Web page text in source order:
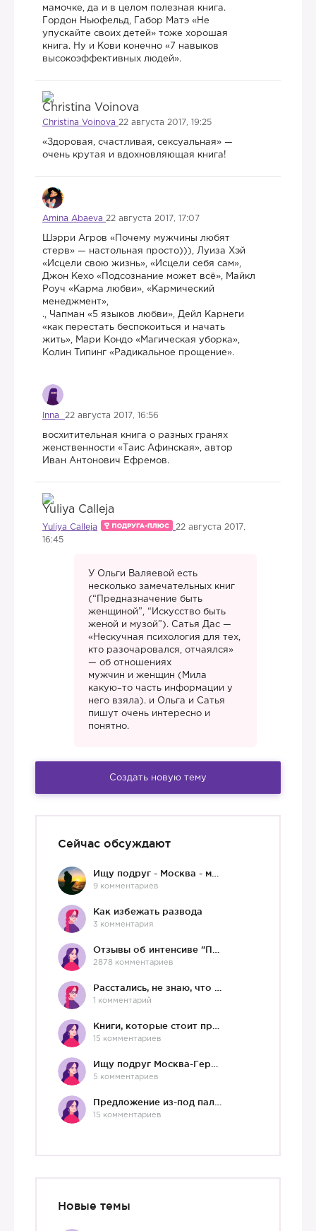
мамочке, да и в целом полезная книга. ​
Гордон Ньюфельд, Габор Матэ «Не
упускайте своих детей» тоже хорошая
книга. Ну и Кови конечно «7 навыков
высокоэффективных людей».
Christina Voinova 22 августа 2017, 19:25
«Здоровая, счастливая, сексуальная» —
очень крутая и вдохновляющая книга!
Amina Abaeva 22 августа 2017, 17:07
Шэрри Агров «Почему мужчины любят
стерв» — настольная просто))), Луиза Хэй
«Исцели свою жизнь», «Исцели себя сам»,
Джон Кехо «Подсознание может всё», Майкл
Роуч «Карма любви», «Кармический
менеджмент»,
., Чапман «5 языков любви», Дейл Карнеги
«как перестать беспокоиться и начать
жить», Мари Кондо «Магическая уборка»,
Колин Типинг «Радикальное прощение».
Inna 22 августа 2017, 16:56
восхитительная книга о разных гранях
женственности «Таис Афинская», автор
Иван Антонович Ефремов.
Yuliya Calleja
22 августа 2017,
16:45
​У Ольги Валяевой есть
несколько замечательных книг
(“Предназначение быть
женщиной”, “Искусство быть
женой и музой”). Сатья Дас —
«Нескучная психология для тех,
кто разочаровался, отчаялся»
— об отношениях
мужчин и женщин (Мила
какую–то часть информации у
него взяла). и Ольга и Сатья
пишут очень интересно и
понятно.
Создать новую тему
Сейчас обсуждают
9 комментариев
Как избежать развода
3 комментария
2878 комментариев
1 комментарий
15 комментариев
5 комментариев
15 комментариев
Новые темы